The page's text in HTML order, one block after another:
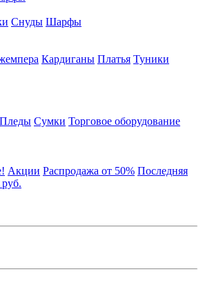
Снуды Шарфы
Кардиганы Платья Туники
Пледы Сумки Торговое оборудование
Акции Распродажа от 50% Последняя